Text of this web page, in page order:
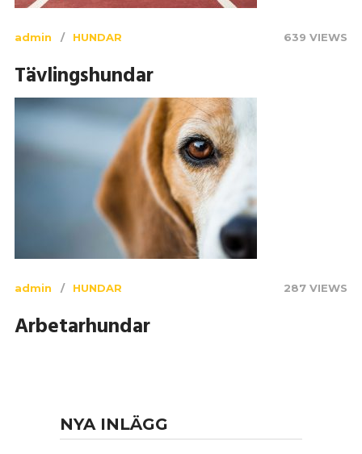
admin HUNDAR 639 VIEWS
Tävlingshundar
admin HUNDAR 287 VIEWS
Arbetarhundar
NYA INLÄGG